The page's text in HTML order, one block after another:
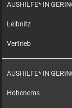
AUSHILFE* IN
Leibnitz
Vertrieb
AUSHILFE* IN
Hohenems